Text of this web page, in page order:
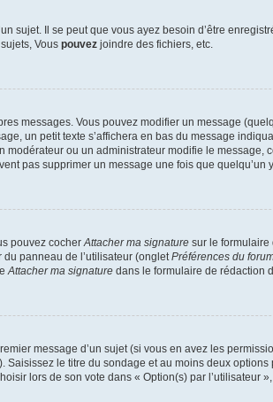
sujet. Il se peut que vous ayez besoin d’être
Vous pouvez joindre des fichiers, etc.
messages. Vous pouvez modifier un message
un petit texte s’affichera en bas du message
ou un administrateur modifie le
pas supprimer un message une fois que quelqu’un
pouvez cocher Attacher ma signature sur le formulaire
panneau de l’utilisateur (onglet Préférences du
Attacher ma signature dans le formulaire de rédaction
message d’un sujet (si vous en avez les
le titre du sondage et au moins deux
lors de son vote dans « Option(s) par l’utilisateur